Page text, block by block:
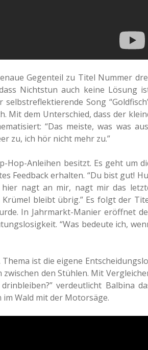
Gegen­teil zu Titel Nummer
Nichts­tun auch keine Lösung
Song
Mit dem Unter­schied, dass der
“Das meiste, was was
zu, ich hör nicht mehr zu.”
Hop-Anlei­hen besitzt. Es geht um
Feed­back erhal­ten. “Du bist gut!
hier nagt an mir, nagt mir das
bleibt übrig.” Es folgt der
In Jahr­markt-Manier eröff­net
“Was bedeu­te ich,
Thema ist die eigene
den Stüh­len. Mit
ver­deut­licht Bal­bi­na
Wald mit der Motorsäge.